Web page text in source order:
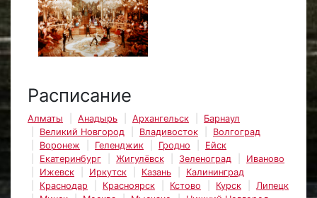
Расписание
Алматы Анадырь Архангельск
Барнаул
Великий Новгород
Владивосток
Волгоград
Воронеж
Геленджик Гродно
Ейск
Екатеринбург
Жигулёвск Зеленоград
Иваново
Ижевск
Иркутск Казань
Калининград
Краснодар
Красноярск Кстово Курск
Липецк